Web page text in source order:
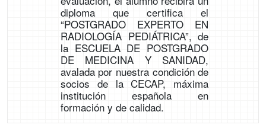
diploma que certifica el
“POSTGRADO EXPERTO EN
RADIOLOGÍA PEDIÁTRICA”, de
la ESCUELA DE POSTGRADO
DE MEDICINA Y SANIDAD,
avalada por nuestra condición de
socios de la CECAP, máxima
institución española en
formación y de calidad.